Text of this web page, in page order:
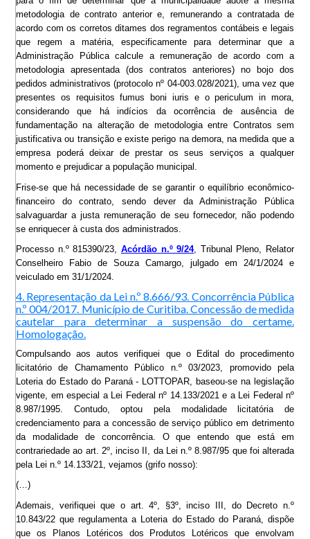
metodologia de contrato anterior e, remunerando a contratada de
acordo com os corretos ditames dos regramentos contábeis e legais
que regem a matéria, especificamente para determinar que a
Administração Pública calcule a remuneração de acordo com a
metodologia apresentada (dos contratos anteriores) no bojo dos
pedidos administrativos (protocolo nº 04-003.028/2021), uma vez que
presentes os requisitos fumus boni iuris e o periculum in mora,
considerando que há indícios da ocorrência de ausência de
fundamentação na alteração de metodologia entre Contratos sem
justificativa ou transição e existe perigo na demora, na medida que a
empresa poderá deixar de prestar os seus serviços a qualquer
momento e prejudicar a população municipal.
Frise-se que há necessidade de se garantir o equilíbrio econômico-
financeiro do contrato, sendo dever da Administração Pública
salvaguardar a justa remuneração de seu fornecedor, não podendo
se enriquecer à custa dos administrados.
Processo n.º 815390/23, Acórdão n.º 9/24, Tribunal Pleno, Relator
Conselheiro Fabio de Souza Camargo, julgado em 24/1/2024 e
veiculado em 31/1/2024.
4. Representação da Lei n.º 8.666/93. Concorrência Pública
n.º 004/2017. Município de Curitiba. Concessão de medida
cautelar para determinar a suspensão do certame.
Homologação.
Compulsando aos autos verifiquei que o Edital do procedimento
licitatório de Chamamento Público n.º 03/2023, promovido pela
Loteria do Estado do Paraná - LOTTOPAR, baseou-se na legislação
vigente, em especial a Lei Federal nº 14.133/2021 e a Lei Federal nº
8.987/1995. Contudo, optou pela modalidade licitatória de
credenciamento para a concessão de serviço público em detrimento
da modalidade de concorrência. O que entendo que está em
contrariedade ao art. 2º, inciso II, da Lei n.º 8.987/95 que foi alterada
pela Lei n.º 14.133/21, vejamos (grifo nosso):
(…)
Ademais, verifiquei que o art. 4º, §3º, inciso III, do Decreto n.º
10.843/22 que regulamenta a Loteria do Estado do Paraná, dispõe
que os Planos Lotéricos dos Produtos Lotéricos que envolvam